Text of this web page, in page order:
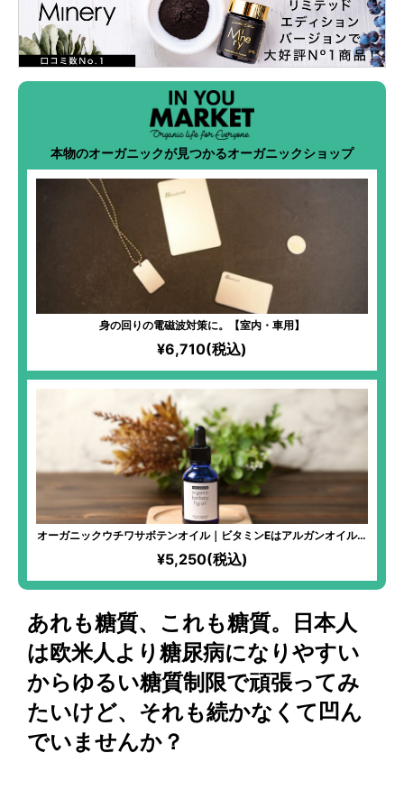
本物のオーガニックが見つかるオーガニックショップ
身の回りの電磁波対策に。【室内・車用】
¥6,710(税込)
オーガニックウチワサボテンオイル｜ビタミンEはアルガンオイルの
1.6倍！美容家から最も注目されている美容オイル！小じわやたるみ
などの部分使いにも
¥5,250(税込)
あれも糖質、これも糖質。日本人
は欧米人より糖尿病になりやすい
からゆるい糖質制限で頑張ってみ
たいけど、それも続かなくて凹ん
でいませんか？